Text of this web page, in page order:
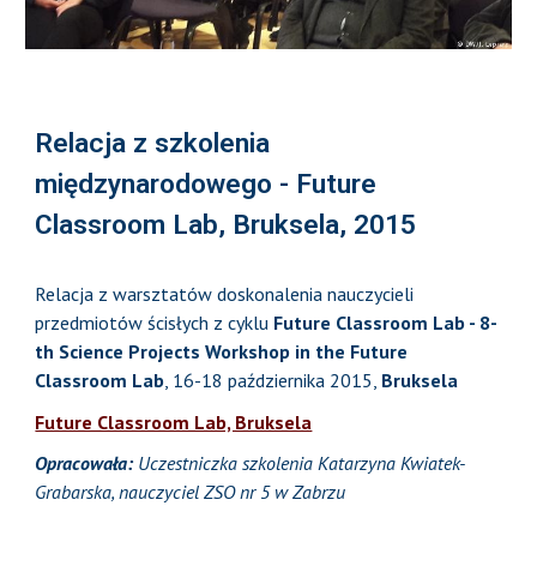
Relacja z szkolenia
międzynarodowego - Future
Classroom Lab, Bruksela, 2015
Relacja z warsztatów doskonalenia nauczycieli
przedmiotów ścisłych z cyklu Future Classroom Lab - 8-
th Science Projects Workshop in the Future
Classroom Lab, 16-18 października 2015, Bruksela
Future Classroom Lab, Bruksela
Opracowała:Uczestniczka szkolenia Katarzyna Kwiatek-
Grabarska, nauczyciel ZSO nr 5 w Zabrzu